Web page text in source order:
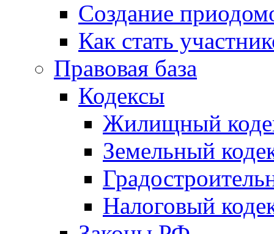
Создание
Как стать
Правовая база
Кодексы
Жилищный
Земельный
Налоговый